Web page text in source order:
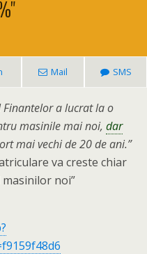
Mail SMS
a lucrat la o
masinile mai noi, dar
mai vechi de 20 de ani.”
va creste chiar
noi”